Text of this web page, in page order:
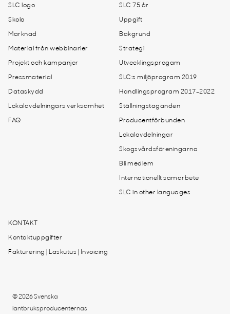
SLC logo
Skola
Marknad
Material från webbinarier
Projekt och kampanjer
Pressmaterial
Dataskydd
Lokalavdelningars verksamhet
FAQ
SLC 75 år
Uppgift
Bakgrund
Strategi
Utvecklingsprogam
SLC:s miljöprogram 2019
Handlingsprogram 2017-2022
Ställningstaganden
Producentförbunden
Lokalavdelningar
Skogsvårdsföreningarna
Bli medlem
Internationellt samarbete
SLC in other languages
KONTAKT
Kontaktuppgifter
Fakturering | Laskutus | Invoicing
© 2026 Svenska
lantbruksproducenternas